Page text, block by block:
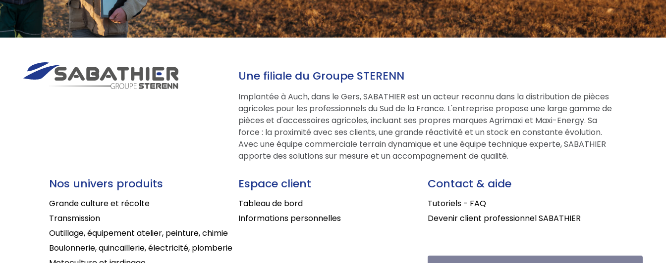
Une filiale du Groupe STERENN
Implantée à Auch, dans le Gers, SABATHIER est un acteur reconnu dans la distribution de pièces
agricoles pour les professionnels du Sud de la France. L'entreprise propose une large gamme de
pièces et d'accessoires agricoles, incluant ses propres marques Agrimaxi et Maxi-Energy. Sa
force : la proximité avec ses clients, une grande réactivité et un stock en constante évolution.
Avec une équipe commerciale terrain dynamique et une équipe technique experte, SABATHIER
apporte des solutions sur mesure et un accompagnement de qualité.
Nos univers produits
Grande culture et récolte
Transmission
Outillage, équipement atelier, peinture, chimie
Boulonnerie, quincaillerie, électricité, plomberie
Espace client
Tableau de bord
Informations personnelles
Contact & aide
Tutoriels - FAQ
Devenir client professionnel SABATHIER